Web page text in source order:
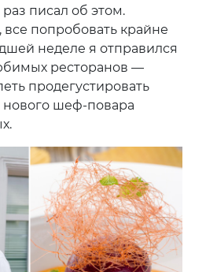
писал об этом.
все попробовать крайне
неделе я отправился
ресторанов —
продегустировать
нового шеф-повара